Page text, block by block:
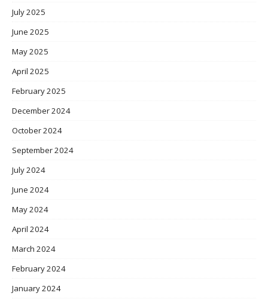
July 2025
June 2025
May 2025
April 2025
February 2025
December 2024
October 2024
September 2024
July 2024
June 2024
May 2024
April 2024
March 2024
February 2024
January 2024